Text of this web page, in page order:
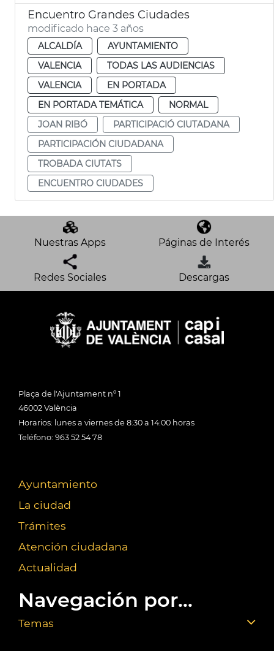
Encuentro Grandes Ciudades
modificado hace 3 años
ALCALDÍA
AYUNTAMIENTO
VALENCIA
TODAS LAS AUDIENCIAS
VALENCIA
EN PORTADA
EN PORTADA TEMÁTICA
NORMAL
JOAN RIBÓ
PARTICIPACIÓ CIUTADANA
PARTICIPACIÓN CIUDADANA
TROBADA CIUTATS
ENCUENTRO CIUDADES
Nuestras Apps Páginas de Interés
Redes Sociales Descargas
Plaça de l'Ajuntament nº 1
46002 València
Horarios: lunes a viernes de 8:30 a 14:00 horas
Teléfono: 963 52 54 78
Ayuntamiento
La ciudad
Trámites
Atención ciudadana
Actualidad
Navegación por...
Temas